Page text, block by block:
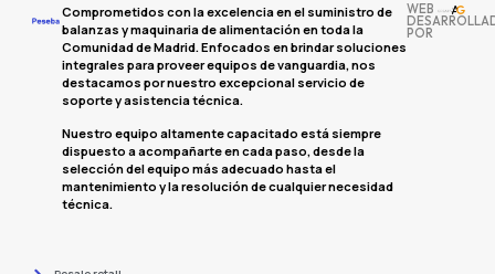
Comprometidos con la excelencia en el suministro de
balanzas y maquinaria de alimentación en toda la
Comunidad de Madrid. Enfocados en brindar soluciones
integrales para proveer equipos de vanguardia, nos
destacamos por nuestro excepcional servicio de
soporte y asistencia técnica.
Nuestro equipo altamente capacitado está siempre
dispuesto a acompañarte en cada paso, desde la
selección del equipo más adecuado hasta el
mantenimiento y la resolución de cualquier necesidad
técnica.
WEB
POR